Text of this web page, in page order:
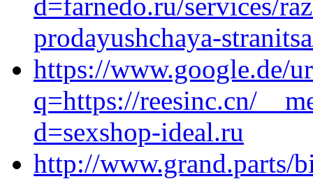
prodayushchaya-
https://www.google.de/
q=https://reesinc.cn/
d=sexshop-ideal.ru
http://www.grand.parts/